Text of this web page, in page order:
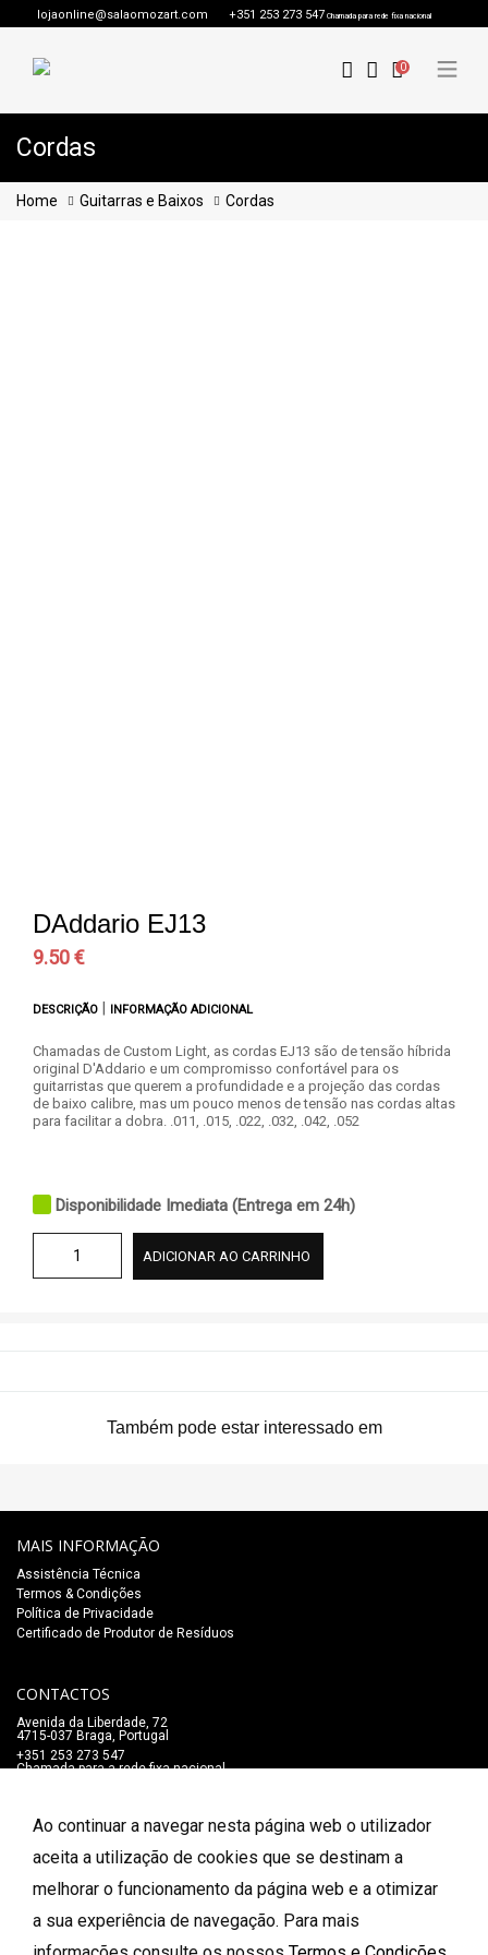
Ao continuar a navegar nesta página web o utilizador
aceita a utilização de cookies que se destinam a
melhorar o funcionamento da página web e a otimizar
a sua experiência de navegação. Para mais
lojaonline@salaomozart.com +351 253 273 547 Chamada para rede fixa nacional
0
Cordas
Home Guitarras e Baixos Cordas
DAddario EJ13
9.50 €
DESCRIÇÃO | INFORMAÇÃO ADICIONAL
Chamadas de Custom Light, as cordas EJ13 são de tensão híbrida
original D'Addario e um compromisso confortável para os
guitarristas que querem a profundidade e a projeção das cordas
de baixo calibre, mas um pouco menos de tensão nas cordas altas
para facilitar a dobra. .011, .015, .022, .032, .042, .052
Disponibilidade Imediata (Entrega em 24h)
ADICIONAR AO CARRINHO
Também pode estar interessado em
MAIS INFORMAÇÃO
Assistência Técnica
Termos & Condições
Política de Privacidade
Certificado de Produtor de Resíduos
CONTACTOS
Avenida da Liberdade, 72
4715-037 Braga, Portugal
+351 253 273 547
Chamada para a rede fixa nacional
FORMAS DE PAGAMENTO